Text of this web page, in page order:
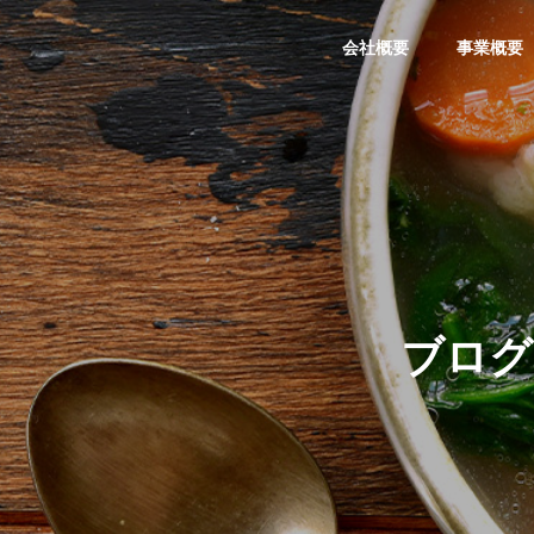
会社概要 事業概要
ブログ